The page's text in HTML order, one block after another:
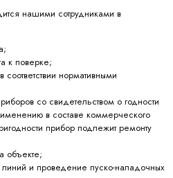
нашими сотрудниками в
к поверке;
нормативными
со свидетельством о годности
в составе коммерческого
прибор подлежит ремонту
объекте;
и проведение пуско-наладочных